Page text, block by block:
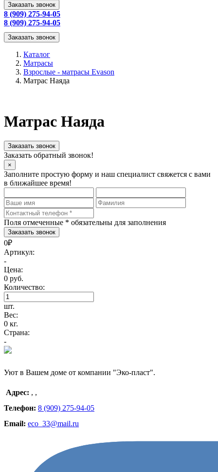
Заказать звонок
8 (909) 275-94-05
8 (909) 275-94-05
Заказать звонок
Каталог
Матрасы
Взрослые - матрасы Evason
Матрас Наяда
Матрас Наяда
Заказать звонок
Заказать обратный звонок!
×
Заполните простую форму и наш специалист свяжется с вами
в ближайшее время!
Поля отмеченные * обязательны для заполнения
0₽
Артикул:
-
Цена:
0 руб.
Количество:
шт.
Вес:
0 кг.
Страна:
-
Уют в Вашем доме от компании "Эко-пласт".
Адрес: , ,
Телефон: 8 (909) 275-94-05
Email: eco_33@mail.ru